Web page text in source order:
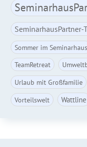
SeminarhausPartner-
Sommer im Seminarhaus
TeamRetreat
Urlaub mit Großfamilie
Vorteilswelt Wattline